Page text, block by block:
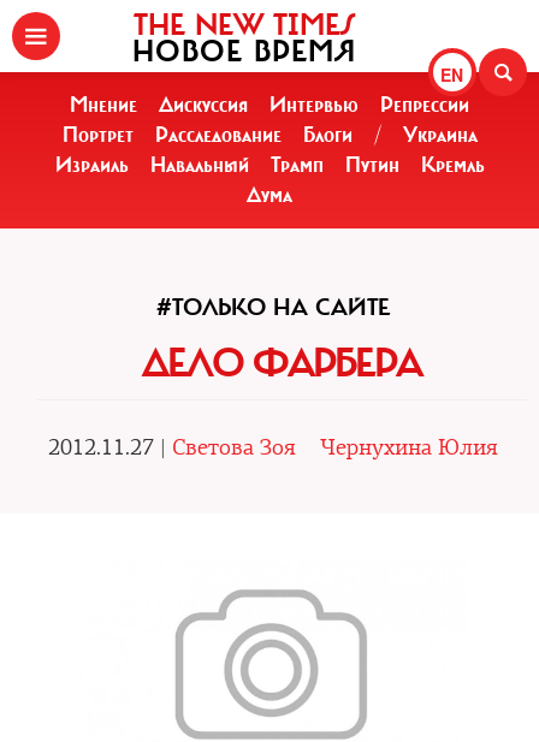
EN
THE NEW TIMES
НОВОЕ ВРЕМЯ
Мнение Дискуссия Интервью
Репрессии
Портрет
Расследование Блоги /
Украина
Израиль
Навальный Трамп Путин
Кремль
Дума
#ТОЛЬКО НА САЙТЕ
ДЕЛО ФАРБЕРА
2012.11.27 | Светова Зоя Чернухина Юлия